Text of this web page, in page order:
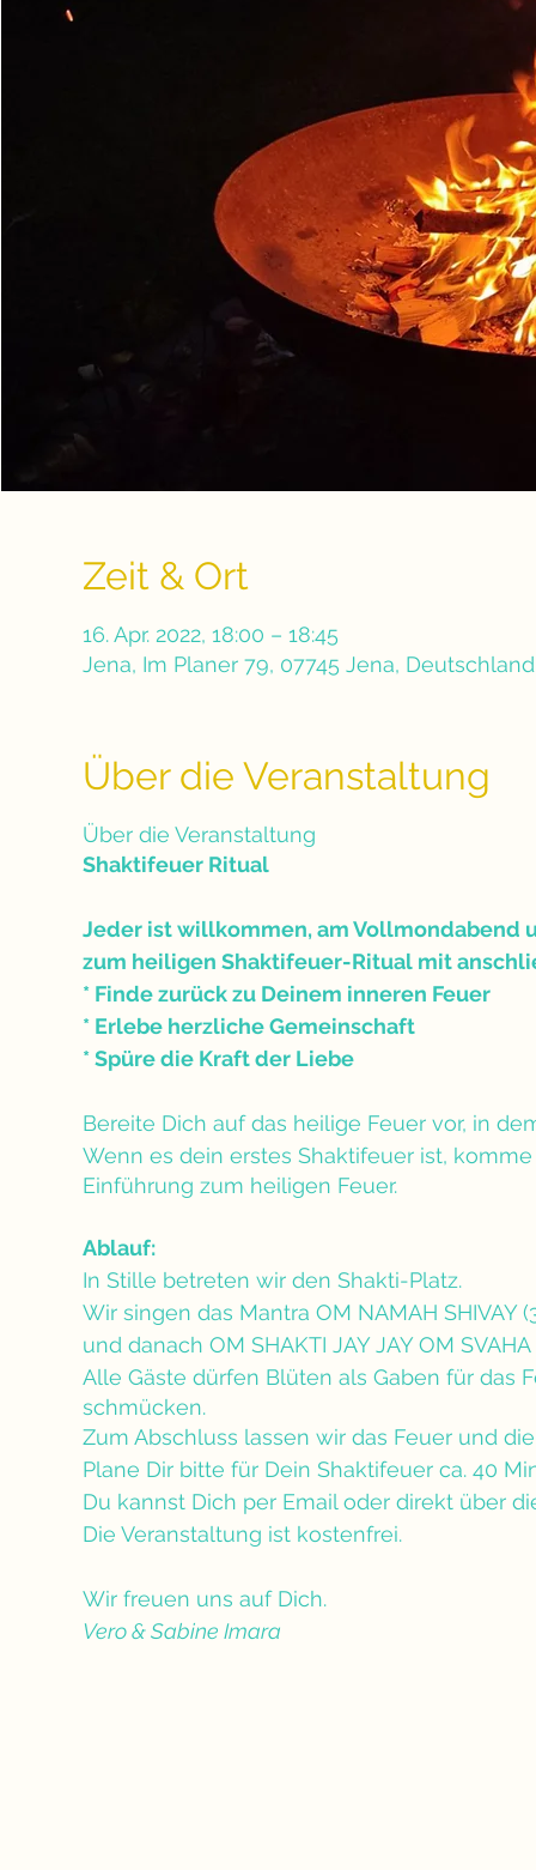
Zeit & Ort
16. Apr. 2022, 18:00 – 18:45
Jena, Im Planer 79, 07745 Jena, Deutschland
Über die Veranstaltung
Über die Veranstaltung
Shaktifeuer Ritual
Jeder ist willkommen, am Vollmondabend
zum heiligen Shaktifeuer-Ritual mit
* Finde zurück zu Deinem inneren Feuer
* Erlebe herzliche Gemeinschaft
* Spüre die Kraft der Liebe
Bereite Dich auf das heilige Feuer vor, in
Wenn es dein erstes Shaktifeuer ist,
Einführung zum heiligen Feuer.
Ablauf:
In Stille betreten wir den Shakti-Platz.
Wir singen das Mantra OM NAMAH SHIVAY
und danach OM SHAKTI JAY JAY OM SVAHA
Alle Gäste dürfen Blüten als Gaben für das
schmücken.
Zum Abschluss lassen wir das Feuer und
Plane Dir bitte für Dein Shaktifeuer ca. 40
Du kannst Dich per Email oder direkt über
Die Veranstaltung ist kostenfrei.
Wir freuen uns auf Dich.
Vero & Sabine Imara